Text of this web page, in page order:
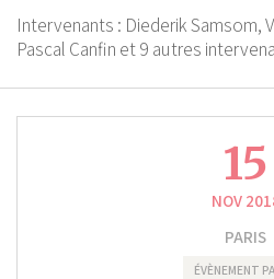
Intervenants : Diederik Samsom,
Pascal Canfin et 9 autres
15
NOV
PARIS
ÉVÈNEMENT